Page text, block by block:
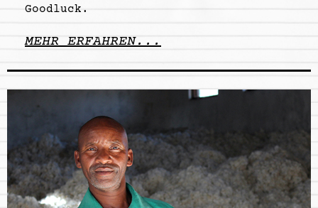
Goodluck.
MEHR ERFAHREN...